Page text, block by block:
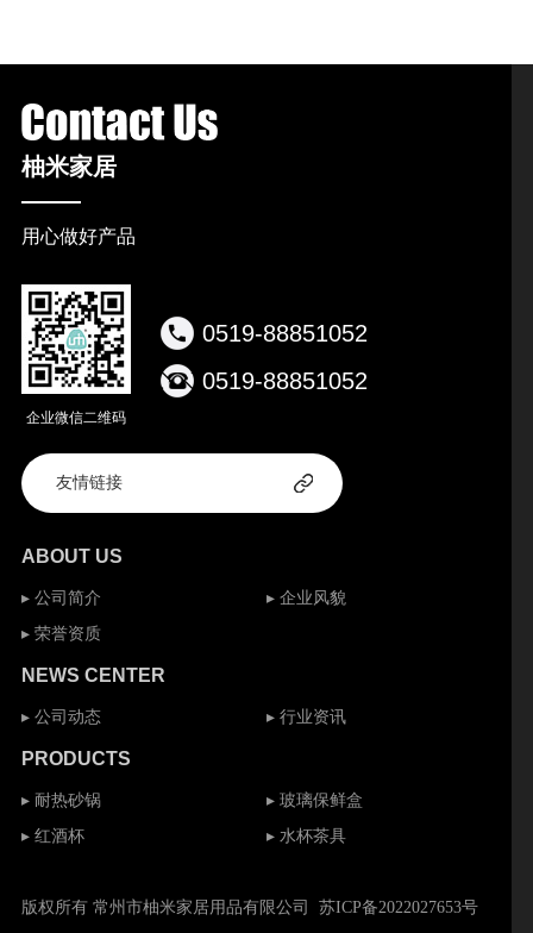
柚米家居
用心做好产品
企业微信二维码
0519-88851052
0519-88851052
ABOUT US
▸ 公司简介
▸ 企业风貌
▸ 荣誉资质
NEWS CENTER
▸ 公司动态 ▸ 行业资讯
PRODUCTS
▸ 耐热砂锅
▸ 玻璃保鲜盒
▸ 红酒杯
▸ 水杯茶具
版权所有 常州市柚米家居用品有限公司 苏ICP备2022027653号